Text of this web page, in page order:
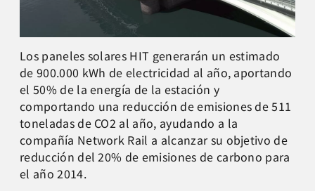
Los paneles solares HIT generarán un estimado
de 900.000 kWh de electricidad al año, aportando
el 50% de la energía de la estación y
comportando una reducción de emisiones de 511
toneladas de CO2 al año, ayudando a la
compañía Network Rail a alcanzar su objetivo de
reducción del 20% de emisiones de carbono para
el año 2014.